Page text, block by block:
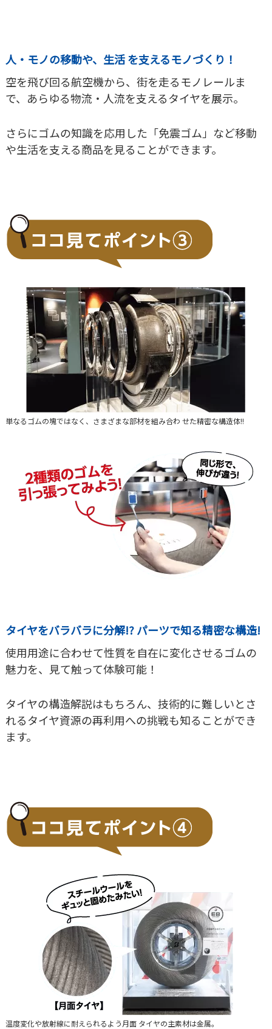
人・モノの移動や、生活 を支えるモノづくり！
空を飛び回る航空機から、街を走るモノレールま
で、あらゆる物流・人流を支えるタイヤを展示。
さらにゴムの知識を応用した「免震ゴム」など移動
や生活を支える商品を見ることができます。
単なるゴムの塊ではなく、さまざまな部材を組み合わ せた精密な構造体!!
タイヤをバラバラに分解!? パーツで知る精密な構造!
使用用途に合わせて性質を自在に変化させるゴムの
魅力を、見て触って体験可能！
タイヤの構造解説はもちろん、技術的に難しいとさ
れるタイヤ資源の再利用への挑戦も知ることができ
ます。
温度変化や放射線に耐えられるよう月面 タイヤの主素材は金属。